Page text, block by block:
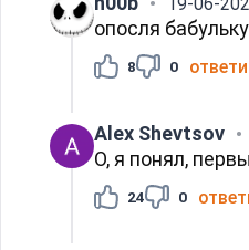
опосля
8 0
Alex Shevtsov
О, я понял,
24 0